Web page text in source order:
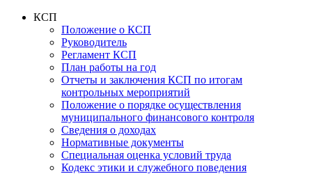
КСП
Положение о КСП
Руководитель
Регламент КСП
План работы на год
Отчеты и заключения КСП по итогам
контрольных мероприятий
Положение о порядке осуществления
муниципального финансового контроля
Сведения о доходах
Нормативные документы
Специальная оценка условий труда
Кодекс этики и служебного поведения